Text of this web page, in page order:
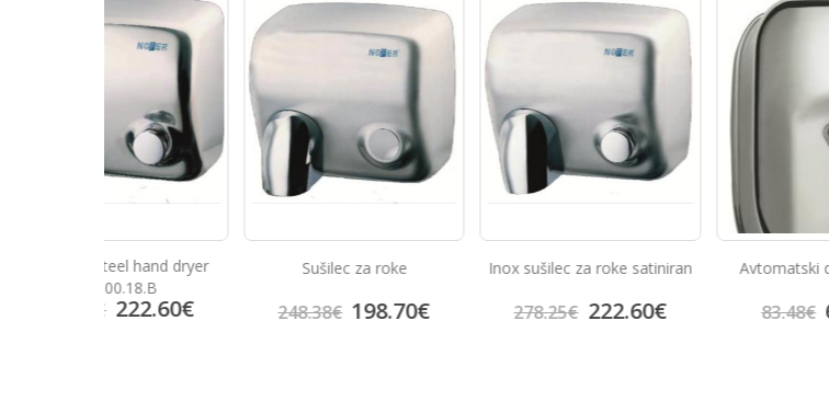
Sušilec za roke
248.38 198.70€
Inox sušilec za roke satiniran
278.25 222.60€
Avtomatski dozirnik mila
83.48 €